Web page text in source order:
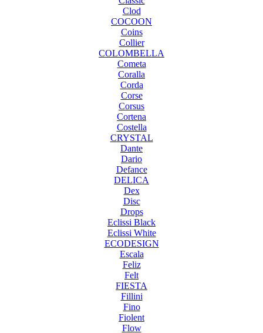
Clod
COCOON
Coins
Collier
COLOMBELLA
Cometa
Coralla
Corda
Corse
Corsus
Cortena
Costella
CRYSTAL
Dante
Dario
Defance
DELICA
Dex
Disc
Drops
Eclissi Black
Eclissi White
ECODESIGN
Escala
Feliz
Felt
FIESTA
Fillini
Fino
Fiolent
Flow